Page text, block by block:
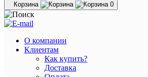
Корзина 0
О компании
Клиентам
Как купить?
Доставка